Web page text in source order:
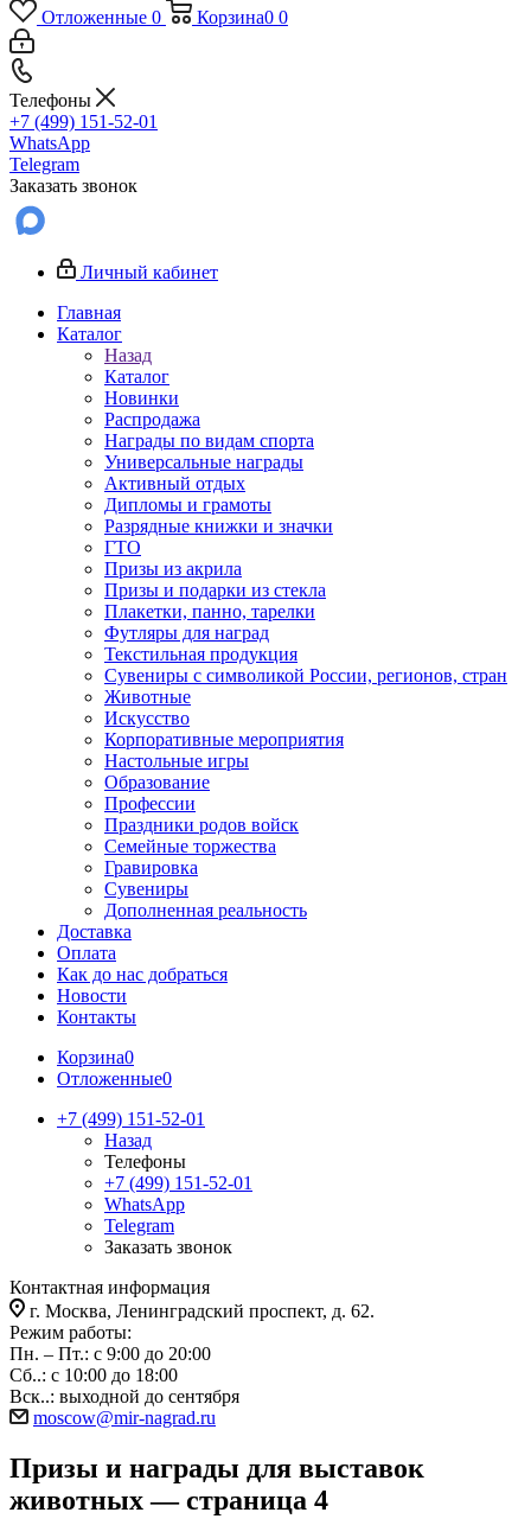
Отложенные 0 Корзина0 0
Телефоны
+7 (499) 151-52-01
WhatsApp
Telegram
Заказать звонок
Личный кабинет
Главная
Каталог
Назад
Каталог
Новинки
Распродажа
Награды по видам спорта
Универсальные награды
Активный отдых
Дипломы и грамоты
Разрядные книжки и значки
ГТО
Призы из акрила
Призы и подарки из стекла
Плакетки, панно, тарелки
Футляры для наград
Текстильная продукция
Сувениры с символикой России, регионов, стран
Животные
Искусство
Корпоративные мероприятия
Настольные игры
Образование
Профессии
Праздники родов войск
Семейные торжества
Гравировка
Сувениры
Дополненная реальность
Доставка
Оплата
Как до нас добраться
Новости
Контакты
Корзина0
Отложенные0
+7 (499) 151-52-01
Назад
Телефоны
+7 (499) 151-52-01
WhatsApp
Telegram
Заказать звонок
Контактная информация
г. Москва, Ленинградский проспект, д. 62.
Режим работы:
Пн. – Пт.: с 9:00 до 20:00
Сб..: с 10:00 до 18:00
Вск..: выходной до сентября
moscow@mir-nagrad.ru
Призы и награды для выставок
животных — страница 4